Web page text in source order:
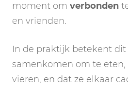
moment om verbonden
en vrienden.
In de praktijk betekent
samenkomen om te
vieren, en dat ze elkaar